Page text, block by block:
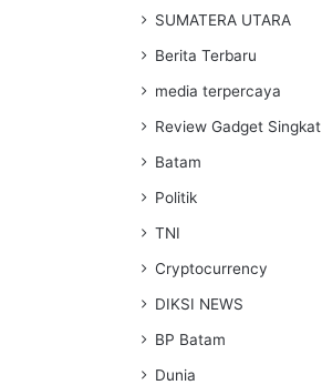
SUMATERA UTARA
Berita Terbaru
media terpercaya
Review Gadget Singkat
Batam
Politik
TNI
Cryptocurrency
DIKSI NEWS
BP Batam
Dunia